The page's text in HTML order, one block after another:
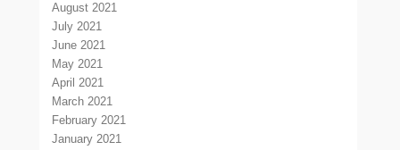
August 2021
July 2021
June 2021
May 2021
April 2021
March 2021
February 2021
January 2021